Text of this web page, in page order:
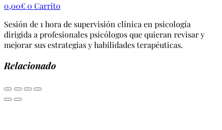
0,00€0 Carrito
Sesión de 1 hora de supervisión clínica en psicología
dirigida a profesionales psicólogos que quieran revisar y
mejorar sus estrategias y habilidades terapéuticas.
Relacionado